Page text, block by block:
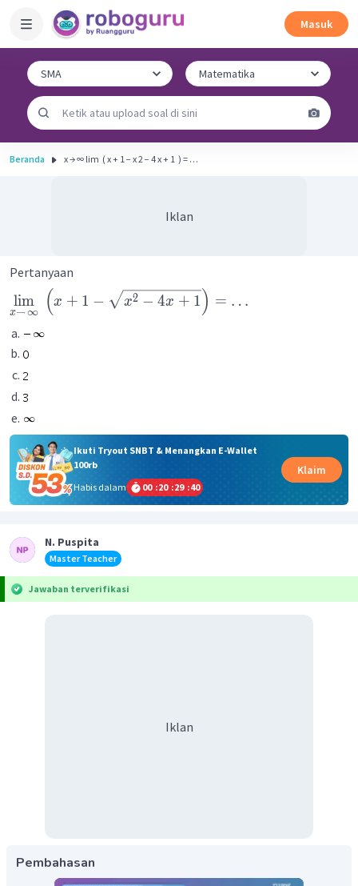
Masuk
Beranda x → ∞ lim ​ ( x + 1 − x 2 − 4 x + 1 ​ ) = …
Iklan
Pertanyaan
x→∞
lim (x + 1 − x2 − 4x + 1) = …
Ikuti Tryout SNBT & Menangkan E-Wallet
100rb
Habis dalam
00 :20 :29 :40
Klaim
N. Puspita
Master Teacher
Jawaban terverifikasi
Iklan
Pembahasan